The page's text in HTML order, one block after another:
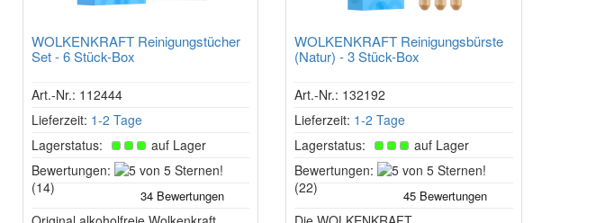
WOLKENKRAFT Reinigungstücher
Set - 6 Stück-Box
Art.-Nr.: 112444
Lieferzeit: 1-2 Tage
Lagerstatus:
auf Lager
Bewertungen:
5
5
(14)
WOLKENKRAFT Reinigungsbürste
(Natur) - 3 Stück-Box
Art.-Nr.: 132192
Lieferzeit: 1-2 Tage
Lagerstatus:
auf Lager
Bewertungen:
5
(22)